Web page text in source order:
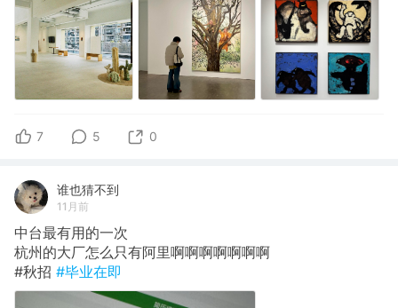
7 5 0
谁也猜不到
11月前
中台最有用的一次
杭州的大厂怎么只有阿里啊啊啊啊啊啊啊
#秋招 #毕业在即